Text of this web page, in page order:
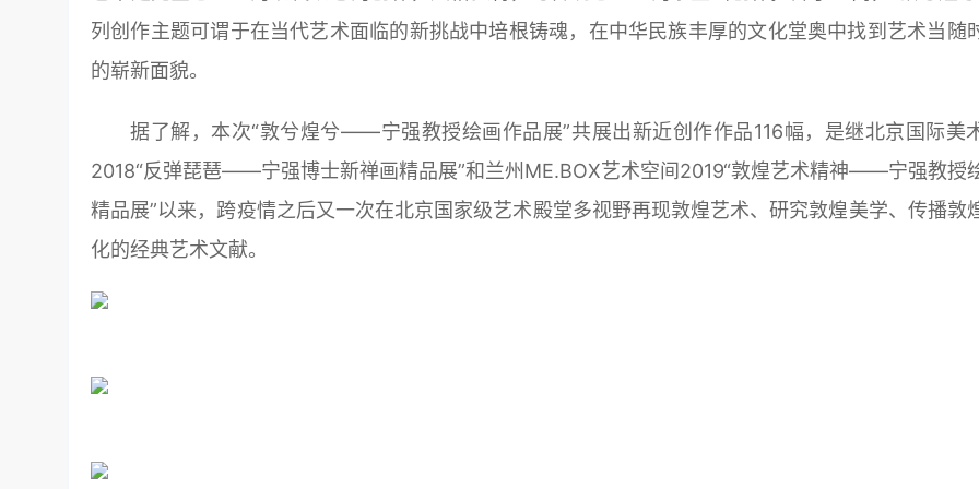
列创作主题可谓于在当代艺术面临的新挑战中培根铸魂，在中华民族丰厚的文化堂奥中找到艺术当随
的崭新面貌。
据了解，本次“敦兮煌兮——宁强教授绘画作品展”共展出新近创作作品116幅，是继北京国际美
2018“反弹琵琶——宁强博士新禅画精品展”和兰州ME.BOX艺术空间2019“敦煌艺术精神——宁强教授
精品展”以来，跨疫情之后又一次在北京国家级艺术殿堂多视野再现敦煌艺术、研究敦煌美学、传播敦
化的经典艺术文献。